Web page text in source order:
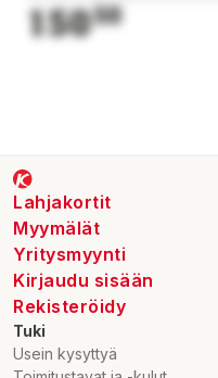
15050
Lahjakortit
Myymälät
Yritysmyynti
Kirjaudu sisään
Rekisteröidy
Tuki
Usein kysyttyä